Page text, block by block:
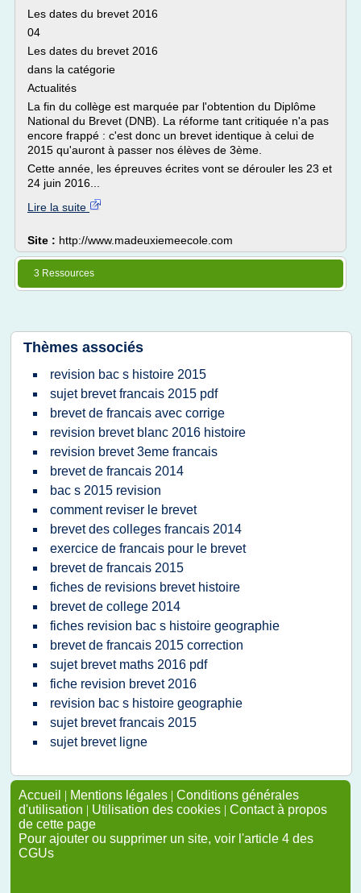
Les dates du brevet 2016
04
Les dates du brevet 2016
dans la catégorie
Actualités
La fin du collège est marquée par l'obtention du Diplôme
National du Brevet (DNB). La réforme tant critiquée n'a pas
encore frappé : c'est donc un brevet identique à celui de
2015 qu'auront à passer nos élèves de 3ème.
Cette année, les épreuves écrites vont se dérouler les 23 et
24 juin 2016...
Lire la suite
Site : http://www.madeuxiemeecole.com
3 Ressources
Thèmes associés
revision bac s histoire 2015
sujet brevet francais 2015 pdf
brevet de francais avec corrige
revision brevet blanc 2016 histoire
revision brevet 3eme francais
brevet de francais 2014
bac s 2015 revision
comment reviser le brevet
brevet des colleges francais 2014
exercice de francais pour le brevet
brevet de francais 2015
fiches de revisions brevet histoire
brevet de college 2014
fiches revision bac s histoire geographie
brevet de francais 2015 correction
sujet brevet maths 2016 pdf
fiche revision brevet 2016
revision bac s histoire geographie
sujet brevet francais 2015
sujet brevet ligne
Accueil | Mentions légales | Conditions générales
d'utilisation | Utilisation des cookies | Contact à propos
de cette page
Pour ajouter ou supprimer un site, voir l'article 4 des
CGUs